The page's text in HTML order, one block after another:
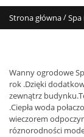
Strona główna/Spa
Wanny ogrodowe
rok .Dzięki
zewnątrz
.Ciepła woda
wieczorem
róznorodności